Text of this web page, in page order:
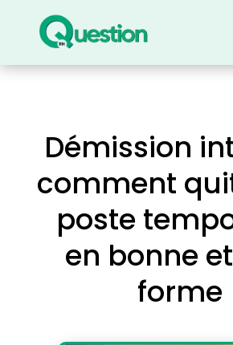
Démission
comment
poste
en bonne
forme